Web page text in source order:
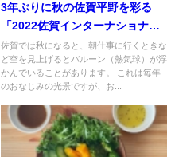
3年ぶりに秋の佐賀平野を彩る
「2022佐賀インターナショナル
バルーンフェスタ」が開催！
佐賀では秋になると、朝仕事に行くときな
ど空を見上げるとバルーン（熱気球）が浮
かんでいることがあります。 これは毎年
のおなじみの光景ですが、お...